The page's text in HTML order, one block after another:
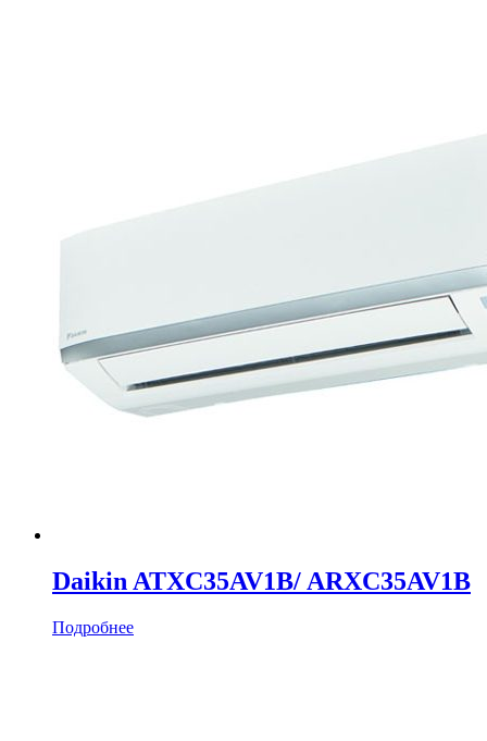
Daikin ATXC35AV1B/ ARXC35AV1B
Подробнее